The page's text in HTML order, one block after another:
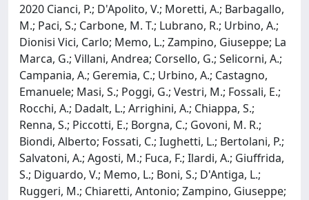
2020 Cianci, P.; D'Apolito, V.; Moretti, A.; Barbagallo,
M.; Paci, S.; Carbone, M. T.; Lubrano, R.; Urbino, A.;
Dionisi Vici, Carlo; Memo, L.; Zampino, Giuseppe; La
Marca, G.; Villani, Andrea; Corsello, G.; Selicorni, A.;
Campania, A.; Geremia, C.; Urbino, A.; Castagno,
Emanuele; Masi, S.; Poggi, G.; Vestri, M.; Fossali, E.;
Rocchi, A.; Dadalt, L.; Arrighini, A.; Chiappa, S.;
Renna, S.; Piccotti, E.; Borgna, C.; Govoni, M. R.;
Biondi, Alberto; Fossati, C.; Iughetti, L.; Bertolani, P.;
Salvatoni, A.; Agosti, M.; Fuca, F.; Ilardi, A.; Giuffrida,
S.; Diguardo, V.; Memo, L.; Boni, S.; D'Antiga, L.;
Ruggeri, M.; Chiaretti, Antonio; Zampino, Giuseppe;